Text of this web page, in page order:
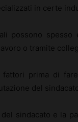
in certe
possono
o tramite
prima di
del
sindacato e la